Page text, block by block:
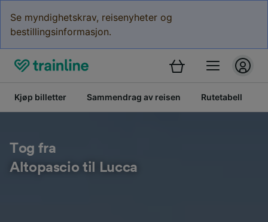
Se myndighetskrav, reisenyheter og
bestillingsinformasjon.
Kjøp billetter Sammendrag av reisen Rutetabell
Tog fra
Altopascio til Lucca